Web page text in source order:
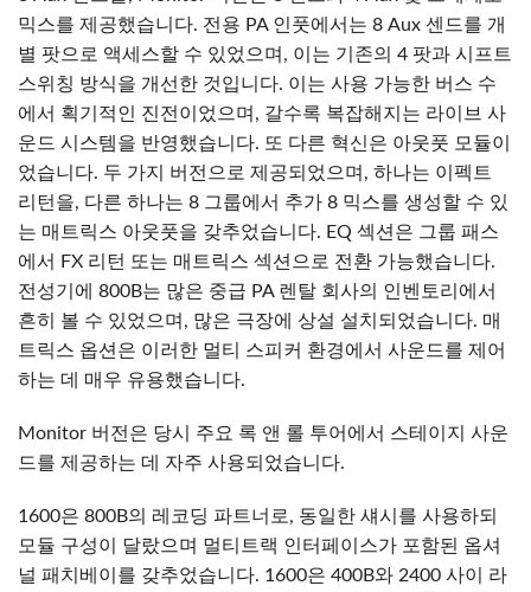
믹스를 제공했습니다. 전용 PA 인풋에서는 8 Aux 센드를 개
별 팟으로 액세스할 수 있었으며, 이는 기존의 4 팟과 시프트
스위칭 방식을 개선한 것입니다. 이는 사용 가능한 버스 수
에서 획기적인 진전이었으며, 갈수록 복잡해지는 라이브 사
운드 시스템을 반영했습니다. 또 다른 혁신은 아웃풋 모듈이
었습니다. 두 가지 버전으로 제공되었으며, 하나는 이펙트
리턴을, 다른 하나는 8 그룹에서 추가 8 믹스를 생성할 수 있
는 매트릭스 아웃풋을 갖추었습니다. EQ 섹션은 그룹 패스
에서 FX 리턴 또는 매트릭스 섹션으로 전환 가능했습니다.
전성기에 800B는 많은 중급 PA 렌탈 회사의 인벤토리에서
흔히 볼 수 있었으며, 많은 극장에 상설 설치되었습니다. 매
트릭스 옵션은 이러한 멀티 스피커 환경에서 사운드를 제어
하는 데 매우 유용했습니다.
Monitor 버전은 당시 주요 록 앤 롤 투어에서 스테이지 사운
드를 제공하는 데 자주 사용되었습니다.
1600은 800B의 레코딩 파트너로, 동일한 섀시를 사용하되
모듈 구성이 달랐으며 멀티트랙 인터페이스가 포함된 옵셔
널 패치베이를 갖추었습니다. 1600은 400B와 2400 사이 라